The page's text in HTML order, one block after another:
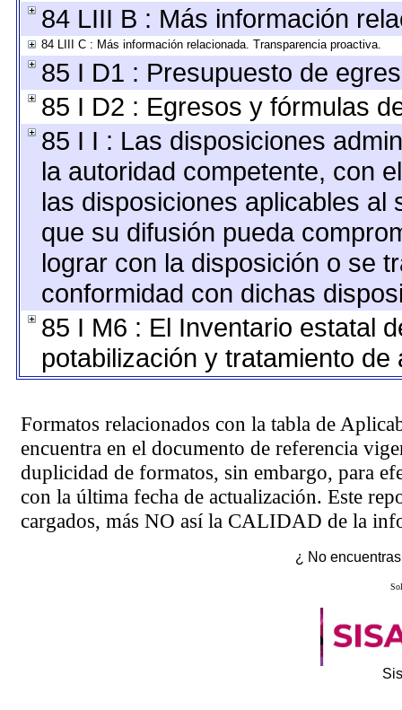
84 LIII B : Más información
84 LIII C : Más información relacionada. Transparencia proactiva.
85 I D1 : Presupuesto de
85 I D2 : Egresos y fórmulas
85 I I : Las disposiciones
la autoridad competente, con
las disposiciones aplicables al
que su difusión pueda
lograr con la disposición o se
conformidad con dichas
85 I M6 : El Inventario estatal
potabilización y tratamiento de
Formatos relacionados con la tabla de
encuentra en el documento de referencia
duplicidad de formatos, sin embargo, para
con la última fecha de actualización. Este
cargados, más NO así la CALIDAD de la
¿ No